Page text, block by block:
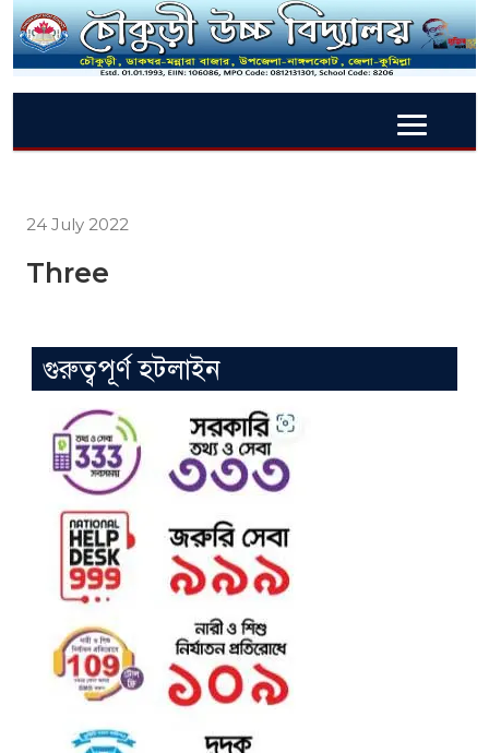
24 July 2022
Three
গুরুত্বপূর্ণ হটলাইন